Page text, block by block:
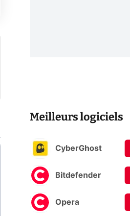
Meilleurs logiciels
CyberGhost
Bitdefender
Opera